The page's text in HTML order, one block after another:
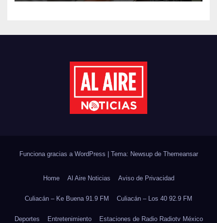
Funciona gracias a WordPress Tema: Newsup de Themeansar
Home Al Aire Noticias Aviso de Privacidad
Culiacán – Ke Buena 91.9 FM Culiacán – Los 40 92.9 FM
Deportes Entretenimiento Estaciones de Radio Radiotv México